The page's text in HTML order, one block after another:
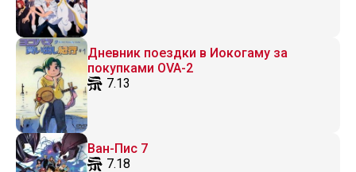
Дневник поездки в Иокогаму за
покупками OVA-2
7.13
Ван-Пис 7
7.18